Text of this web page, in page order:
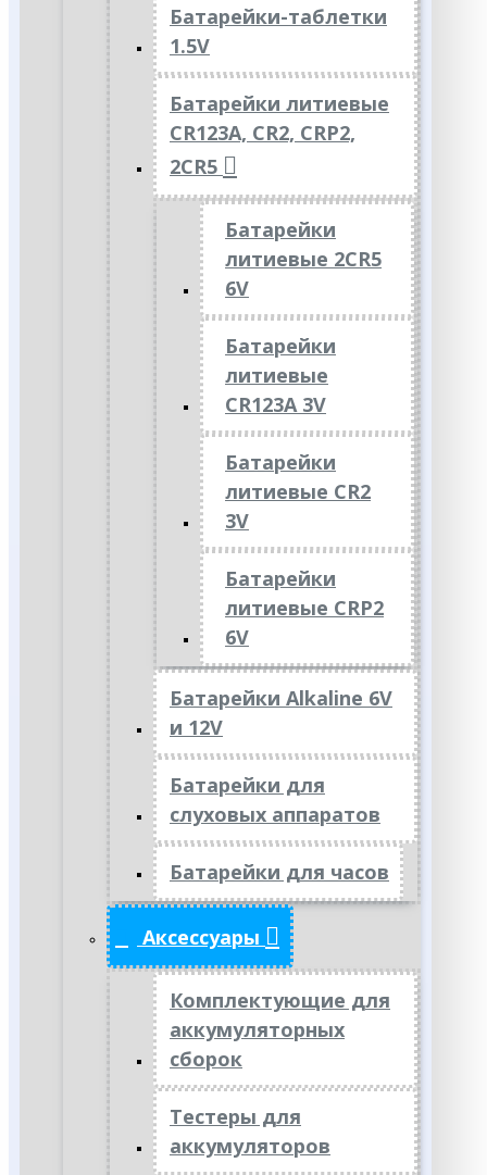
Батарейки-таблетки
1.5V
Батарейки литиевые
CR123A, CR2, CRP2,
2CR5
Батарейки
литиевые 2CR5
6V
Батарейки
литиевые
CR123A 3V
Батарейки
литиевые CR2
3V
Батарейки
литиевые CRP2
6V
Батарейки Alkaline 6V
и 12V
Батарейки для
слуховых аппаратов
Батарейки для часов
Аксессуары
Комплектующие для
аккумуляторных
сборок
Тестеры для
аккумуляторов